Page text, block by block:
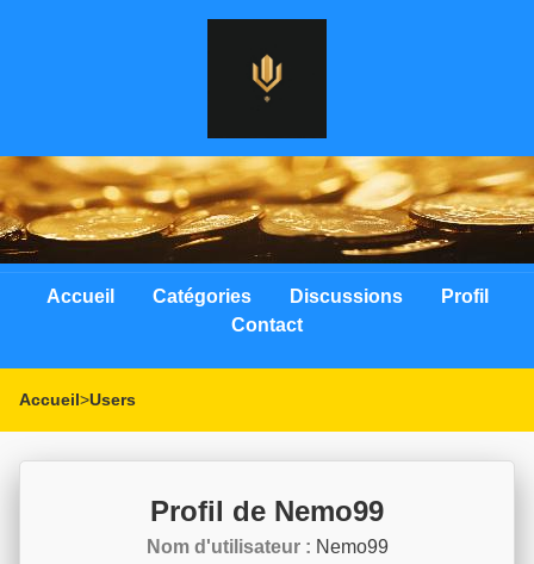
Accueil Catégories Discussions
Profil
Contact
Accueil>Users
Profil de Nemo99
Nom d'utilisateur : Nemo99